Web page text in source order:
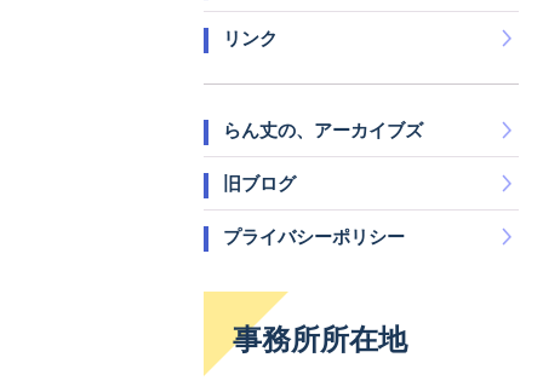
リンク
らん丈の、アーカイブズ
旧ブログ
プライバシーポリシー
事務所所在地